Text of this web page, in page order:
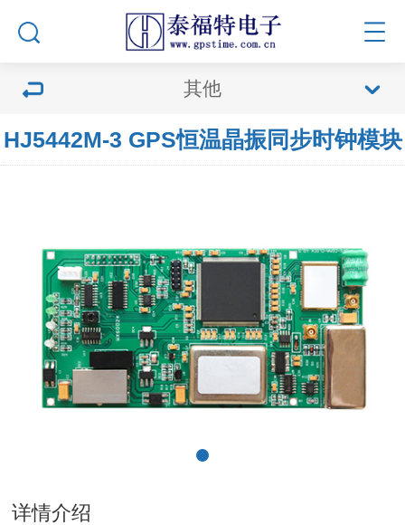
其他
HJ5442M-3 GPS恒温晶振同步时钟模块
详情介绍